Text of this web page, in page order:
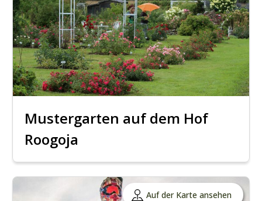
Mustergarten auf dem Hof
Roogoja
Auf der Karte ansehen